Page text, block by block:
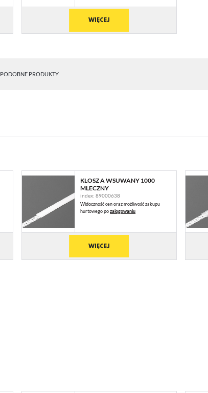
WIĘCEJ
PODOBNE PRODUKTY
KLOSZ A WSUWANY 1000
MLECZNY
index: 89000638
Widoczność cen oraz możliwość zakupu
hurtowego pozalogowaniu
WIĘCEJ